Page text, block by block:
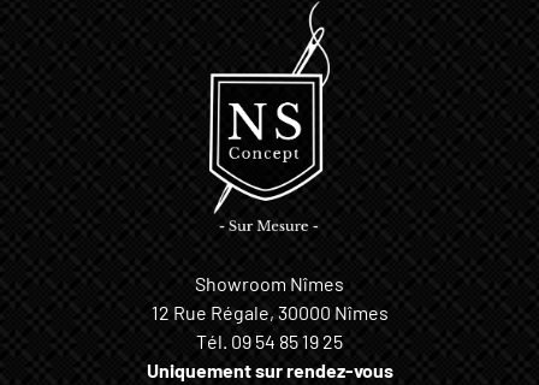
Showroom Nîmes
12 Rue Régale, 30000 Nîmes
Tél. 09 54 85 19 25
Uniquement sur rendez-vous